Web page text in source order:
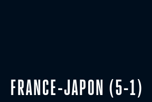
FRANCE-JAPON (5-1)